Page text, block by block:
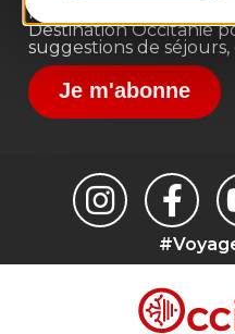
Inscrivez-vous à la
Destination Occitanie
suggestions de séjours,
Je m'abonne